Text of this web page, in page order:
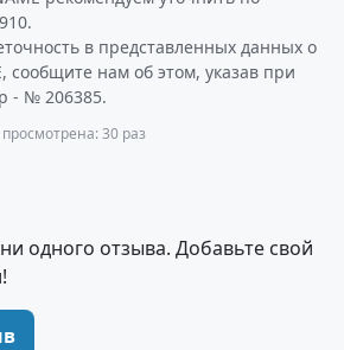
в представленных данных о
сообщите нам об этом, указав при
- № 206385.
30 раз
одного отзыва. Добавьте свой